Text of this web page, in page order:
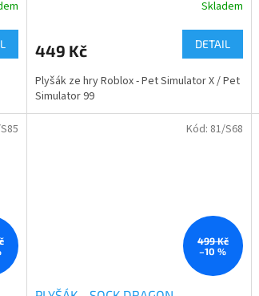
je
z
5
hvězdiček.
Skladem
449 Kč DETAIL
Plyšák ze hry Roblox - Pet Simulator X / Pet
Simulator 99
499 Kč
–10 %
Kód: 81/S68